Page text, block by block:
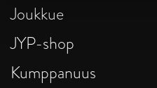
Joukkue
JYP-shop
Kumppanuus